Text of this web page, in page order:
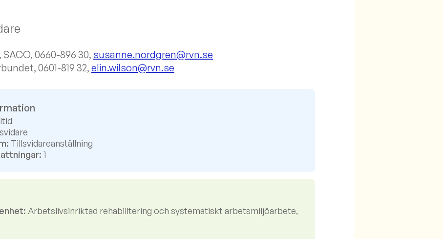
, SACO, 0660-896 30, susanne.nordgren@rvn.se
0601-819 32,elin.wilson@rvn.se
Tillsvidareanställning
1
Arbetslivsinriktad rehabilitering och systematiskt arbetsmiljöarbete,